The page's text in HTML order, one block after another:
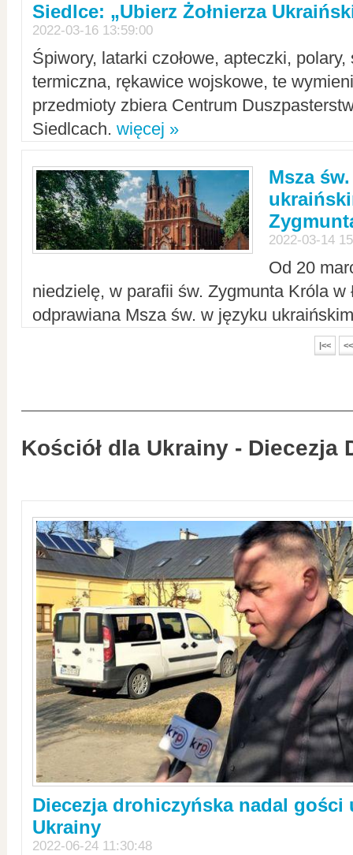
Siedlce: „Ubierz Żołnierza
2022-03-16 13:59:00
Śpiwory, latarki czołowe, apteczki,
termiczna, rękawice wojskowe, te
przedmioty zbiera Centrum
Siedlcach. więcej »
Msza
2022-03-14
Od 20
niedzielę, w parafii św. Zygmunta Króla w
odprawiana Msza św. w języku
|<< <<
Kościół dla Ukrainy - Diecezja
Diecezja drohiczyńska nadal gości
Ukrainy
2022-06-24 11:30:48